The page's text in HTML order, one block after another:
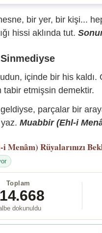
bir yer, bir kişi...
hissi aklında tut.
içinde bir his kaldı.
tabir etmişsin demektir.
geldiyse, parçalar bir
Muabbir (Ehl-i
Menâm)Rüyalarınızı
Toplam
dokunuldu